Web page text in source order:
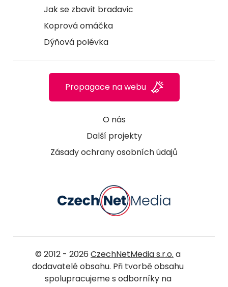
Jak se zbavit bradavic
Koprová omáčka
Dýňová polévka
O nás
Další projekty
Zásady ochrany osobních údajů
Propagace na webu
© 2012 - 2026 CzechNetMedia s.r.o. a
dodavatelé obsahu. Při tvorbě obsahu
spolupracujeme s odborníky na